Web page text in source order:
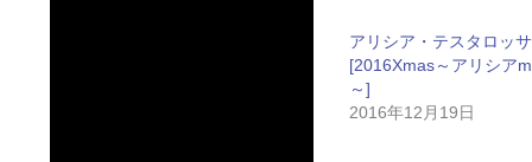
アリシア・テスタロッサ
[2016Xmas～アリシア
～]
2016年12月19日